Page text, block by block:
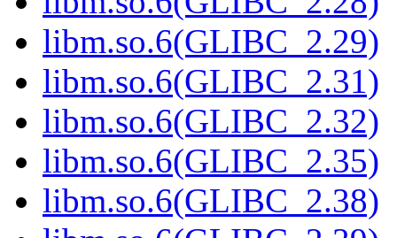
libm.so.6(GLIBC_2.29)
libm.so.6(GLIBC_2.31)
libm.so.6(GLIBC_2.32)
libm.so.6(GLIBC_2.35)
libm.so.6(GLIBC_2.38)